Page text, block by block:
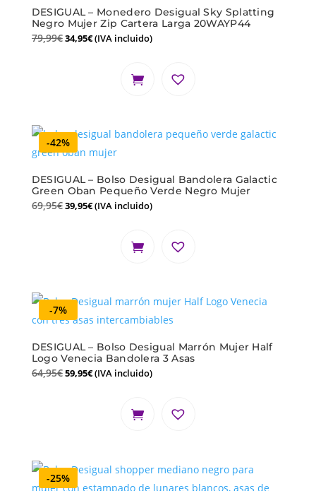
DESIGUAL – Monedero Desigual Sky Splatting
Negro Mujer Zip Cartera Larga 20WAYP44
79,99€34,95€(IVA incluido)
-42%
DESIGUAL – Bolso Desigual Bandolera Galactic
Green Oban Pequeño Verde Negro Mujer
69,95€39,95€(IVA incluido)
-7%
DESIGUAL – Bolso Desigual Marrón Mujer Half
Logo Venecia Bandolera 3 Asas
64,95€59,95€(IVA incluido)
-25%